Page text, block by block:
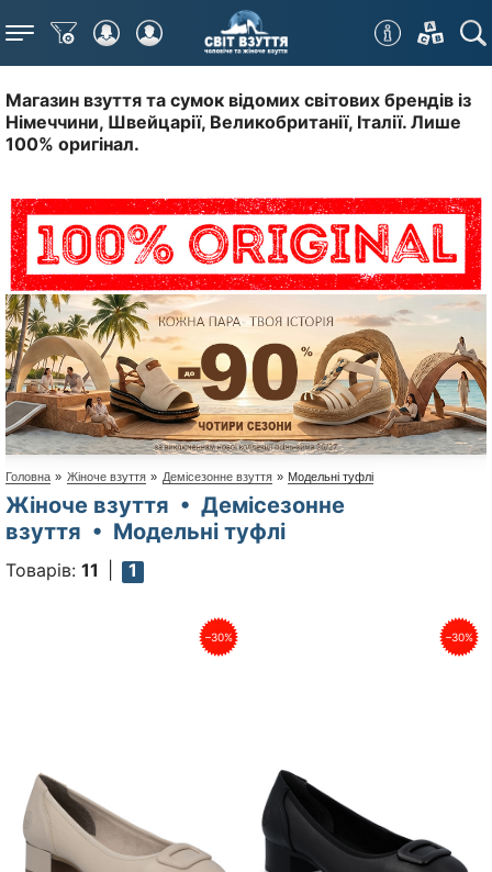
Меню
Магазин взуття та сумок відомих світових брендів із
Німеччини, Швейцарії, Великобританії, Італії. Лише
100% оригінал.
Головна » Жіноче взуття » Демісезонне взуття » Модельні туфлі
Жіноче взуття • Демісезонне
взуття • Модельні туфлі
Товарів: 11 1
–30% –30%